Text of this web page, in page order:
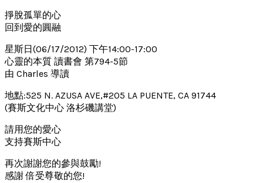
掙脫孤單的心
回到愛的圓融
星斯日(06/17/2012) 下午14:00-17:00
心靈的本質 讀書會 第794-5節
由 Charles 導讀
地點:525 N. AZUSA AVE,#205 LA PUENTE, CA 91744
(賽斯文化中心 洛杉磯講堂)
請用您的愛心
支持賽斯中心
再次謝謝您的參與鼓勵!
感謝 倍受尊敬的您!